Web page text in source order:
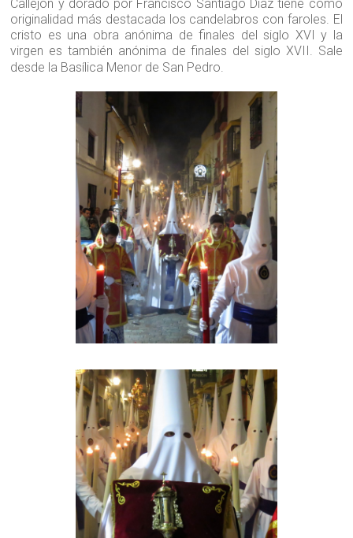
Callejón y dorado por Francisco Santiago Díaz tiene como
originalidad más destacada los candelabros con faroles. El
cristo es una obra anónima de finales del siglo XVI y la
virgen es también anónima de finales del siglo XVII. Sale
desde la Basílica Menor de San Pedro.